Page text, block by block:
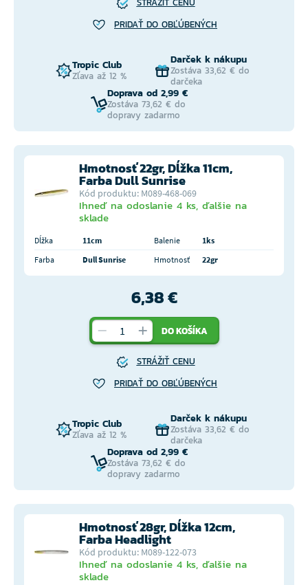
PRIDAŤ DO OBĽÚBENÝCH
Tropic Club
Zľava až 12 %
Darček k nákupu
Zostáva 33,62 € do
darčeka
Doprava od 2,99 €
Zostáva 73,62 € do
dopravy zadarmo
Hmotnosť 22gr, Dĺžka 11cm,
Farba Dull Sunrise
Kód produktu: M089-468-069
Ihneď na odoslanie 4 ks, ďalšie na
sklade
Dĺžka 11cm Balenie
1ks
Farba
Dull Sunrise Hmotnosť 22gr
6,38 €
DO KOŠÍKA
STRÁŽIŤ CENU
PRIDAŤ DO OBĽÚBENÝCH
Tropic Club
Zľava až 12 %
Darček k nákupu
Zostáva 33,62 € do
darčeka
Doprava od 2,99 €
Zostáva 73,62 € do
dopravy zadarmo
Hmotnosť 28gr, Dĺžka 12cm,
Farba Headlight
Kód produktu: M089-122-073
Ihneď na odoslanie 4 ks, ďalšie na
sklade